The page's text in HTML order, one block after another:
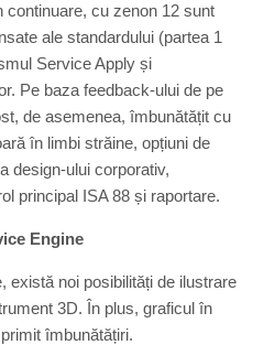
cu zenon 12 sunt
ale standardului (partea 1
Service Apply și
Pe baza feedback-ului de pe
de asemenea, îmbunătățit cu
în limbi străine, opțiuni de
design-ului corporativ,
principal ISA 88 și raportare.
Engine
există noi posibilități de ilustrare
3D. În plus, graficul în
îmbunătățiri.